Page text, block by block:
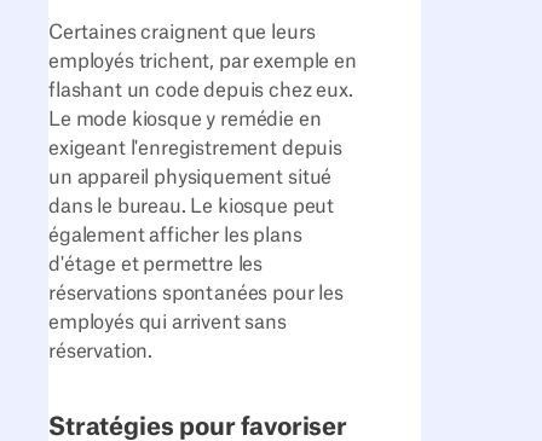
Certaines craignent que leurs
employés trichent, par exemple en
flashant un code depuis chez eux.
Le mode kiosque y remédie en
exigeant l'enregistrement depuis
un appareil physiquement situé
dans le bureau. Le kiosque peut
également afficher les plans
d'étage et permettre les
réservations spontanées pour les
employés qui arrivent sans
réservation.
Stratégies pour favoriser